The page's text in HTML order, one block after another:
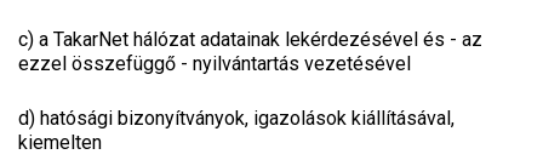
c) a TakarNet hálózat adatainak lekérdezésével és - az
ezzel összefüggő - nyilvántartás vezetésével
d) hatósági bizonyítványok, igazolások kiállításával,
kiemelten